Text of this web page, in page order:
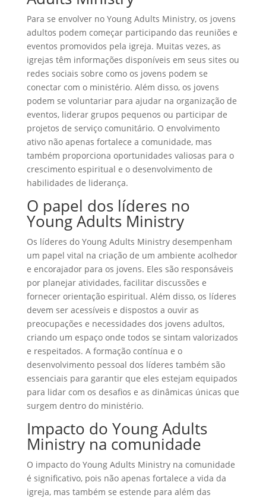
Para se envolver no Young Adults Ministry, os jovens
adultos podem começar participando das reuniões e
eventos promovidos pela igreja. Muitas vezes, as
igrejas têm informações disponíveis em seus sites ou
redes sociais sobre como os jovens podem se
conectar com o ministério. Além disso, os jovens
podem se voluntariar para ajudar na organização de
eventos, liderar grupos pequenos ou participar de
projetos de serviço comunitário. O envolvimento
ativo não apenas fortalece a comunidade, mas
também proporciona oportunidades valiosas para o
crescimento espiritual e o desenvolvimento de
habilidades de liderança.
O papel dos líderes no
Young Adults Ministry
Os líderes do Young Adults Ministry desempenham
um papel vital na criação de um ambiente acolhedor
e encorajador para os jovens. Eles são responsáveis
por planejar atividades, facilitar discussões e
fornecer orientação espiritual. Além disso, os líderes
devem ser acessíveis e dispostos a ouvir as
preocupações e necessidades dos jovens adultos,
criando um espaço onde todos se sintam valorizados
e respeitados. A formação contínua e o
desenvolvimento pessoal dos líderes também são
essenciais para garantir que eles estejam equipados
para lidar com os desafios e as dinâmicas únicas que
surgem dentro do ministério.
Impacto do Young Adults
Ministry na comunidade
O impacto do Young Adults Ministry na comunidade
é significativo, pois não apenas fortalece a vida da
igreja, mas também se estende para além das